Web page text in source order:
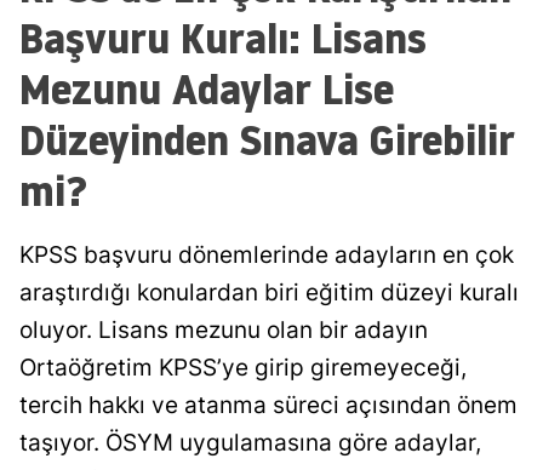
Başvuru Kuralı: Lisans
Mezunu Adaylar Lise
Düzeyinden Sınava Girebilir
mi?
KPSS başvuru dönemlerinde adayların en çok
araştırdığı konulardan biri eğitim düzeyi kuralı
oluyor. Lisans mezunu olan bir adayın
Ortaöğretim KPSS’ye girip giremeyeceği,
tercih hakkı ve atanma süreci açısından önem
taşıyor. ÖSYM uygulamasına göre adaylar,